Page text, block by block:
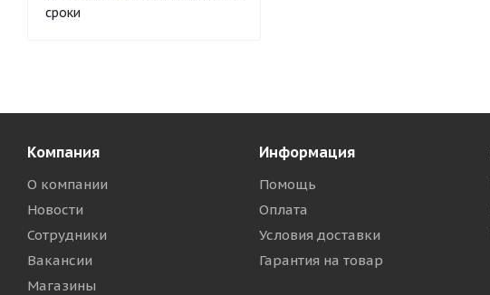
сроки
Компания
О компании
Новости
Сотрудники
Вакансии
Магазины
Информация
Помощь
Оплата
Условия доставки
Гарантия на товар